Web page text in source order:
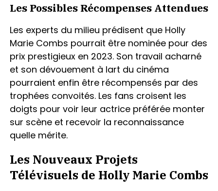
Les Possibles Récompenses Attendues
Les experts du milieu prédisent que Holly
Marie Combs pourrait être nominée pour des
prix prestigieux en 2023. Son travail acharné
et son dévouement à lart du cinéma
pourraient enfin être récompensés par des
trophées convoités. Les fans croisent les
doigts pour voir leur actrice préférée monter
sur scène et recevoir la reconnaissance
quelle mérite.
Les Nouveaux Projets
Télévisuels de Holly Marie Combs